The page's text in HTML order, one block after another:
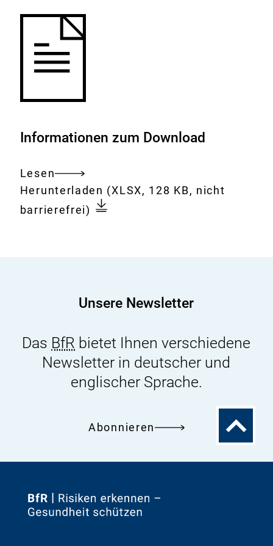
Informationen zum Download
Lesen
Gesamtes
Dokument
Download:
Herunterladen Zahlen
zu
Versuchstieren
(XLSX, 128 KB, nicht
barrierefrei)
Unsere Newsletter
Das BfR bietet Ihnen verschiedene
Newsletter in deutscher und
englischer Sprache.
Abonnieren
Zum
Zur